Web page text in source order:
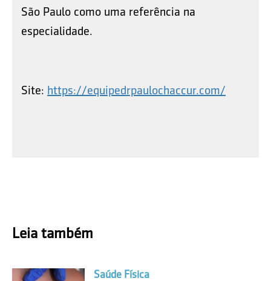
São Paulo como uma referência na
especialidade.
Site: https://equipedrpaulochaccur.com/
Leia também
Saúde Física